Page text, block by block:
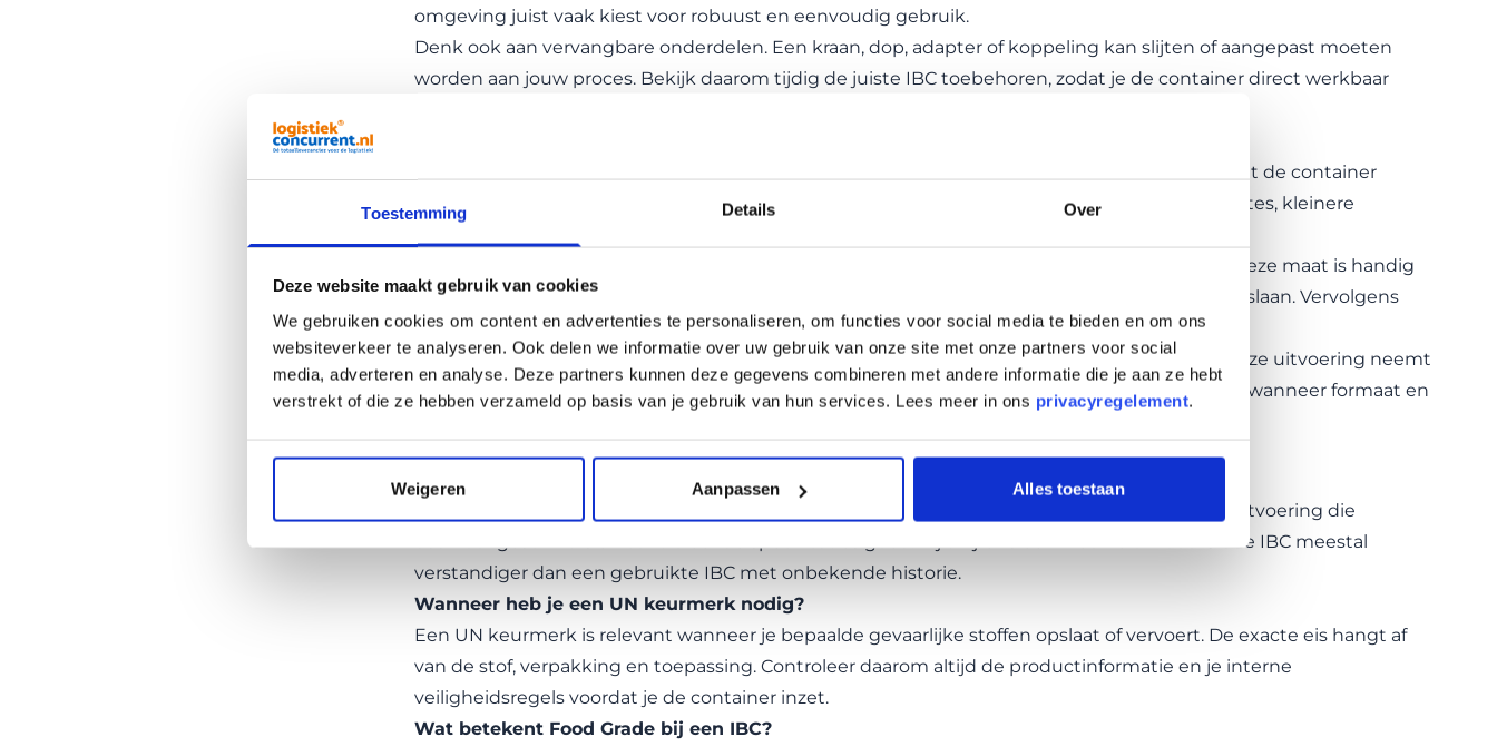
Toestemming Details Over
Deze website maakt gebruik van cookies
We gebruiken cookies om content en advertenties te personaliseren, om functies voor social media te bieden en om ons
websiteverkeer te analyseren. Ook delen we informatie over uw gebruik van onze site met onze partners voor social
media, adverteren en analyse. Deze partners kunnen deze gegevens combineren met andere informatie die je aan ze hebt
verstrekt of die ze hebben verzameld op basis van je gebruik van hun services. Lees meer in ons privacyregelement.
Weigeren Aanpassen Alles toestaan
omgeving juist vaak kiest voor robuust en eenvoudig gebruik.
Denk ook aan vervangbare onderdelen. Een kraan, dop, adapter of koppeling kan slijten of aangepast moeten
worden aan jouw proces. Bekijk daarom tijdig de juiste IBC toebehoren, zodat je de container direct werkbaar
Niet elke toepassing vraagt om 1000 liter inhoud. Soms is een kleinere tank praktischer, omdat de container
minder ruimte inneemt en makkelijker te plaatsen is. Daardoor werk je veiliger in smalle ruimtes, kleinere
Een 600 liter IBC is geschikt wanneer je veel inhoud wilt, maar minder vloeroppervlak hebt. Deze maat is handig
voor bedrijven die regelmatig vloeistoffen gebruiken, maar geen volledige 1000 liter willen opslaan. Vervolgens
blijft de tank meestal nog goed te verplaatsen met intern transport.
Een 300 liter IBC is vooral handig bij lage volumes, proefopstellingen of tijdelijke projecten. Deze uitvoering neemt
minder ruimte in en is vaak lichter in gebruik. Vergelijk daarom ook de
IBC container 300 liter
wanneer formaat en
Veelgestelde vragen
Is een IBC geschikt voor drinkwater?
Dat hangt af van de uitvoering, de staat en de eerdere inhoud. Kies bij drinkwater altijd een uitvoering die
daarvoor geschikt is en controleer de specificaties goed. Bij twijfel is een nieuwe of Food Grade IBC meestal
verstandiger dan een gebruikte IBC met onbekende historie.
Wanneer heb je een UN keurmerk nodig?
Een UN keurmerk is relevant wanneer je bepaalde gevaarlijke stoffen opslaat of vervoert. De exacte eis hangt af
van de stof, verpakking en toepassing. Controleer daarom altijd de productinformatie en je interne
veiligheidsregels voordat je de container inzet.
Wat betekent Food Grade bij een IBC?